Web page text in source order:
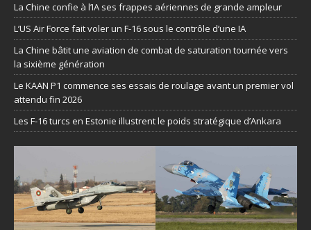
La Chine confie à l’IA ses frappes aériennes de grande ampleur
L’US Air Force fait voler un F-16 sous le contrôle d’une IA
La Chine bâtit une aviation de combat de saturation tournée vers
la sixième génération
Le KAAN P1 commence ses essais de roulage avant un premier vol
attendu fin 2026
Les F-16 turcs en Estonie illustrent le poids stratégique d’Ankara